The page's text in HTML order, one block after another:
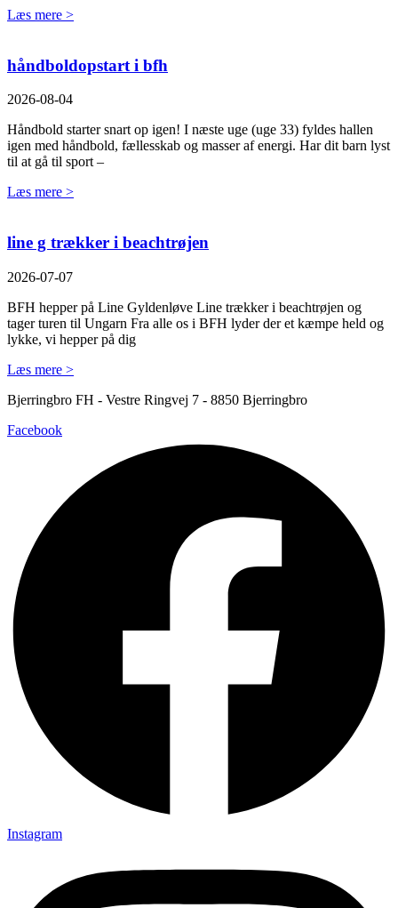
Læs mere >
håndboldopstart i bfh
2026-08-04
Håndbold starter snart op igen! I næste uge (uge 33) fyldes hallen
igen med håndbold, fællesskab og masser af energi. Har dit barn lyst
til at gå til sport –
Læs mere >
line g trækker i beachtrøjen
2026-07-07
BFH hepper på Line Gyldenløve Line trækker i beachtrøjen og
tager turen til Ungarn Fra alle os i BFH lyder der et kæmpe held og
lykke, vi hepper på dig
Læs mere >
Bjerringbro FH - Vestre Ringvej 7 - 8850 Bjerringbro
Facebook
Instagram